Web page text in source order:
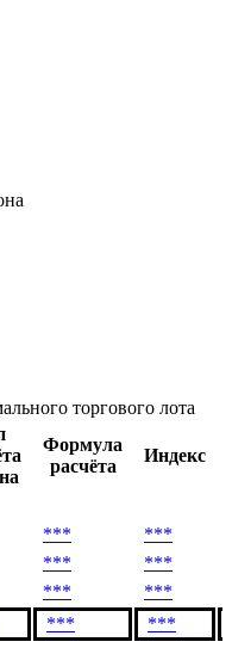
торгового лота
Формула
расчёта
Индекс
*** ***
*** ***
*** ***
*** ***